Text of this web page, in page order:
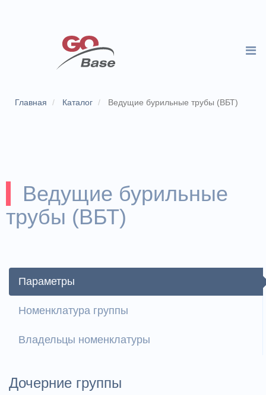
Главная Каталог Ведущие бурильные трубы (ВБТ)
Ведущие бурильные
трубы (ВБТ)
Параметры
Номенклатура группы
Владельцы номенклатуры
Дочерние группы